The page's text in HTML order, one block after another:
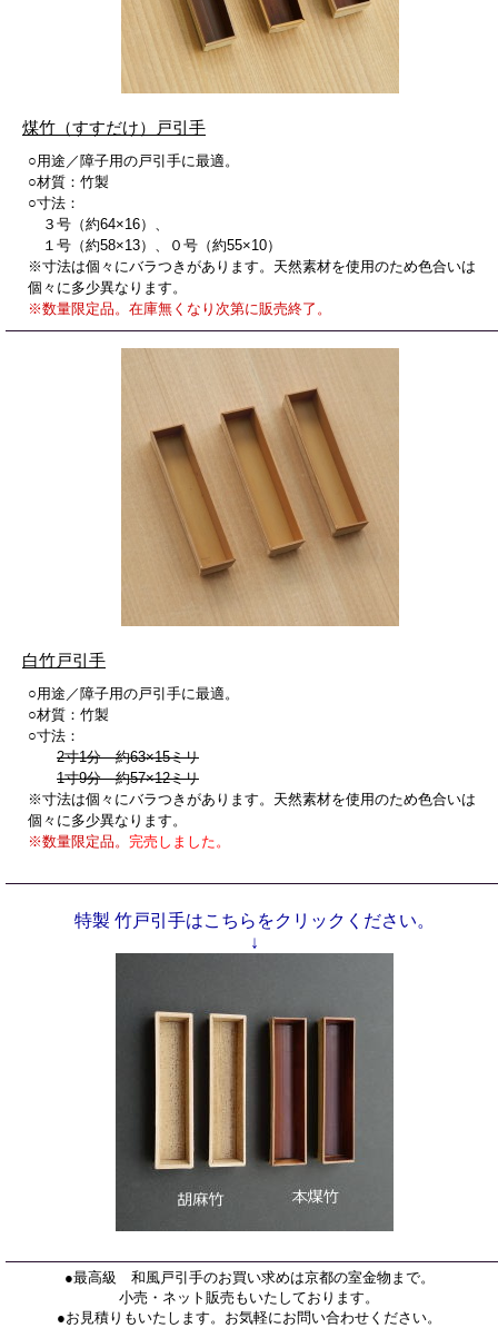
煤竹（すすだけ）戸引手
○用途／障子用の戸引手に最適。
○材質：竹製
○寸法：
３号（約64×16）、
１号（約58×13）、０号（約55×10）
※寸法は個々にバラつきがあります。天然素材を使用のため色合いは
個々に多少異なります。
※数量限定品。在庫無くなり次第に販売終了。
白竹戸引手
○用途／障子用の戸引手に最適。
○材質：竹製
○寸法：
2寸1分 約63×15ミリ
1寸9分 約57×12ミリ
※寸法は個々にバラつきがあります。天然素材を使用のため色合いは
個々に多少異なります。
※数量限定品。 完売しました。
特製 竹戸引手はこちらをクリックください。
↓
●最高級 和風戸引手のお買い求めは京都の室金物まで。
小売・ネット販売もいたしております。
●お見積りもいたします。お気軽にお問い合わせください。